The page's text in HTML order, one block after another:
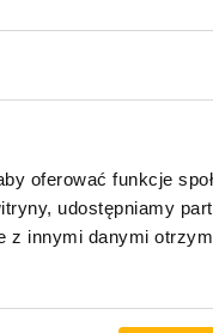
oferować funkcje
udostępniamy
z innymi danymi
$